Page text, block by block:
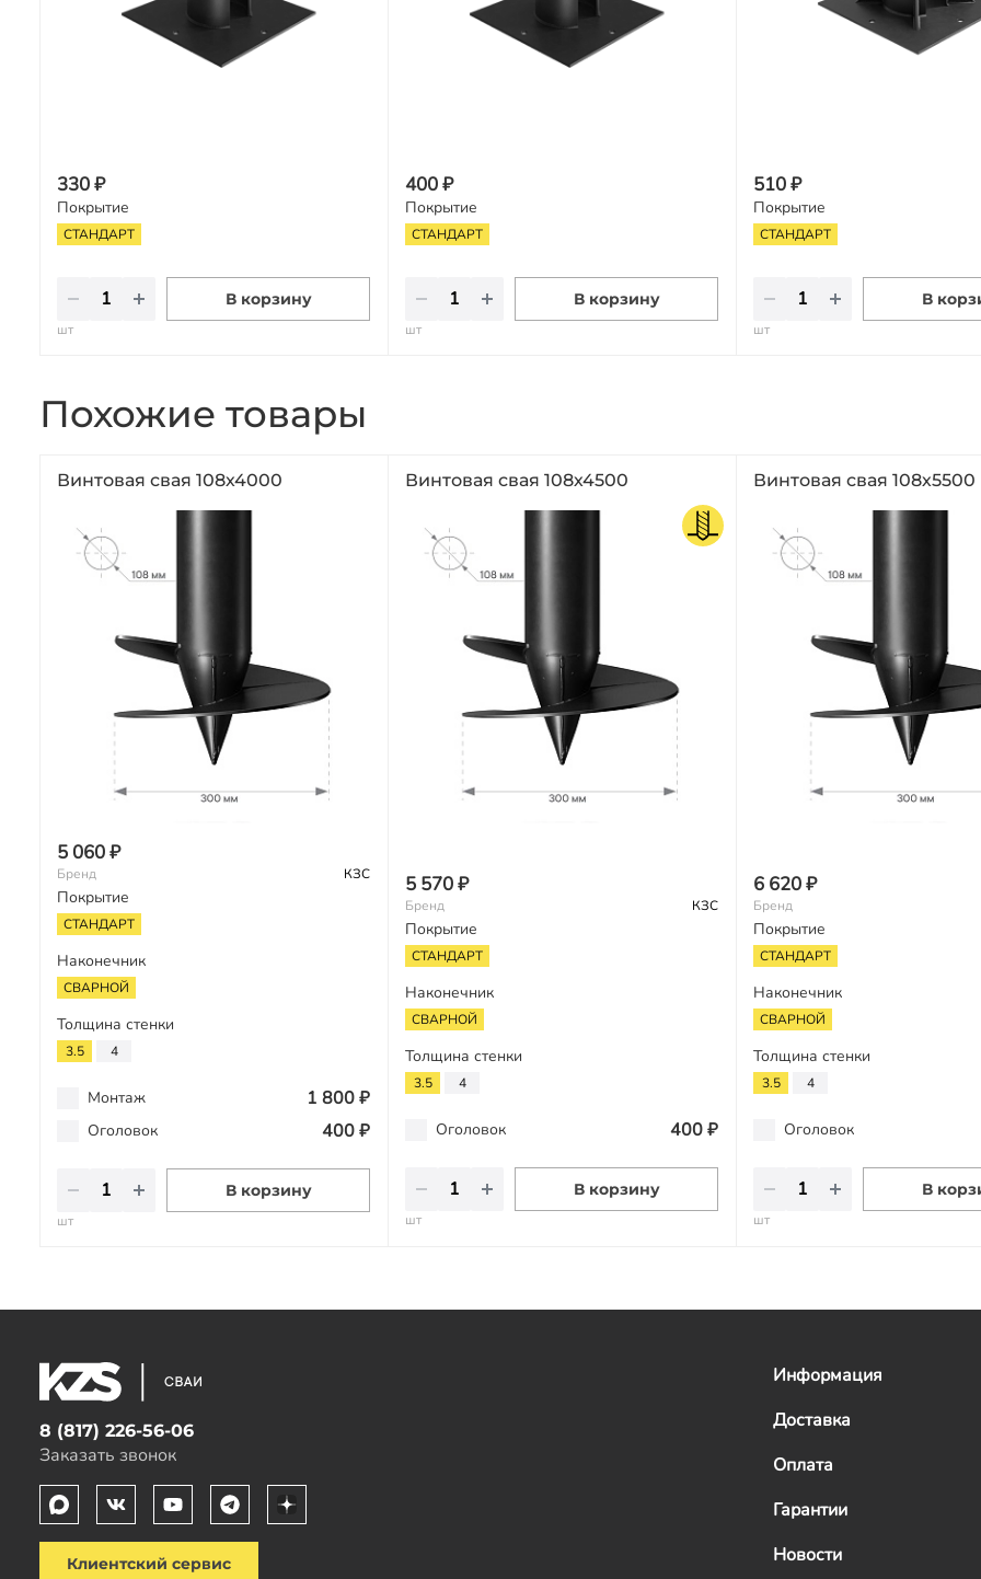
330 ₽
Покрытие
СТАНДАРТ
В корзину
шт
400 ₽
Покрытие
СТАНДАРТ
В корзину
шт
510 ₽
Покрытие
СТАНДАРТ
В
шт
Похожие товары
Винтовая свая 108х4000
5 060 ₽
Бренд КЗС
Покрытие
СТАНДАРТ
Наконечник
СВАРНОЙ
Толщина стенки
3.5 4
Монтаж 1 800 ₽
Оголовок 400 ₽
В корзину
шт
Винтовая свая 108х4500
5 570 ₽
Бренд КЗС
Покрытие
СТАНДАРТ
Наконечник
СВАРНОЙ
Толщина стенки
3.5 4
Оголовок 400 ₽
В корзину
шт
Винтовая свая 108х5500
6 620 ₽
Бренд
Покрытие
СТАНДАРТ
Наконечник
СВАРНОЙ
Толщина стенки
3.5 4
Оголовок
В
шт
8 (817) 226-56-06
Заказать звонок
Клиентский сервис
Информация
Доставка
Оплата
Гарантии
Новости